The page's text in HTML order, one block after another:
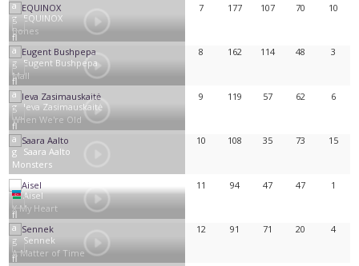
EQUINOX
Bones
7 177 107 70 10
Eugent Bushpepa
Mall
8 162 114 48 3
Ieva Zasimauskaitė
When We're Old
9 119 57 62 6
Saara Aalto
Monsters
10 108 35 73 15
Aisel
X My Heart
11 94 47 47 1
Sennek
A Matter of Time
12 91 71 20 4